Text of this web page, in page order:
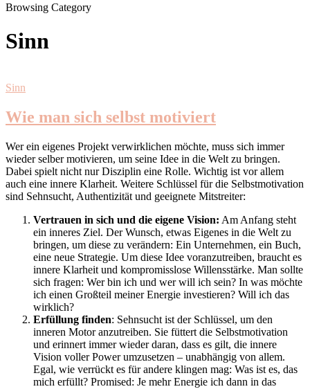
Browsing Category
Sinn
Sinn
Wie man sich selbst motiviert
Wer ein eigenes Projekt verwirklichen möchte, muss sich immer
wieder selber motivieren, um seine Idee in die Welt zu bringen.
Dabei spielt nicht nur Disziplin eine Rolle. Wichtig ist vor allem
auch eine innere Klarheit. Weitere Schlüssel für die Selbstmotivation
sind Sehnsucht, Authentizität und geeignete Mitstreiter:
Vertrauen in sich und die eigene Vision: Am Anfang steht
ein inneres Ziel. Der Wunsch, etwas Eigenes in die Welt zu
bringen, um diese zu verändern: Ein Unternehmen, ein Buch,
eine neue Strategie. Um diese Idee voranzutreiben, braucht es
innere Klarheit und kompromisslose Willensstärke. Man sollte
sich fragen: Wer bin ich und wer will ich sein? In was möchte
ich einen Großteil meiner Energie investieren? Will ich das
wirklich?
Erfüllung finden: Sehnsucht ist der Schlüssel, um den
inneren Motor anzutreiben. Sie füttert die Selbstmotivation
und erinnert immer wieder daran, dass es gilt, die innere
Vision voller Power umzusetzen – unabhängig von allem.
Egal, wie verrückt es für andere klingen mag: Was ist es, das
mich erfüllt? Promised: Je mehr Energie ich dann in das